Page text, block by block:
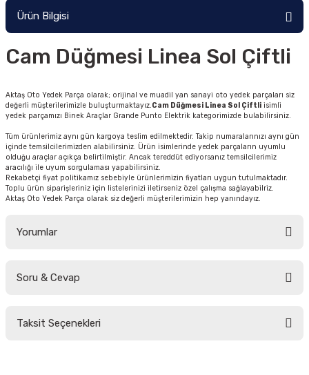
Ürün Bilgisi
Cam Düğmesi Linea Sol Çiftli
Aktaş Oto Yedek Parça olarak; orijinal ve muadil yan sanayi oto yedek parçaları siz
değerli müşterilerimizle buluşturmaktayız.Cam Düğmesi Linea Sol Çiftli isimli
yedek parçamızı Binek Araçlar Grande Punto Elektrik kategorimizde bulabilirsiniz.
Tüm ürünlerimiz aynı gün kargoya teslim edilmektedir. Takip numaralarınızı aynı gün
içinde temsilcilerimizden alabilirsiniz. Ürün isimlerinde yedek parçaların uyumlu
olduğu araçlar açıkça belirtilmiştir. Ancak tereddüt ediyorsanız temsilcilerimiz
aracılığı ile uyum sorgulaması yapabilirsiniz.
Rekabetçi fiyat politikamız sebebiyle ürünlerimizin fiyatları uygun tutulmaktadır.
Toplu ürün siparişleriniz için listelerinizi iletirseniz özel çalışma sağlayabilriz.
Aktaş Oto Yedek Parça olarak siz değerli müşterilerimizin hep yanındayız.
Yorumlar
Soru & Cevap
Taksit Seçenekleri